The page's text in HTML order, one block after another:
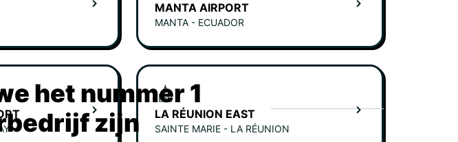
MANTA AIRPORT
MANTA - ECUADOR
LA RÉUNION EAST
SAINTE MARIE - LA RÉUNION
het nummer 1
zijn